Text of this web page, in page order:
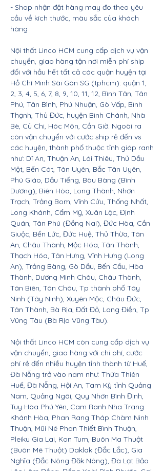
- Shop nhận đặt hàng may đo theo yêu
cầu về kích thước, màu sắc của khách
hàng
Nội thất Linco HCM cung cấp dịch vụ vận
chuyển, giao hàng tận nơi miễn phí ship
đối với hầu hết tất cả các quận huyện tại
Hồ Chí Minh Sài Gòn SG (tphcm): quận 1,
2, 3, 4, 5, 6, 7, 8, 9, 10, 11, 12, Bình Tân, Tân
Phú, Tân Bình, Phú Nhuận, Gò Vấp, Bình
Thạnh, Thủ Đức, huyện Bình Chánh, Nhà
Bè, Củ Chi, Hóc Môn, Cần Giờ. Ngoài ra
còn vận chuyển với cước ship rẻ đến vs
các huyện, thành phố thuộc tỉnh giáp ranh
như: Dĩ An, Thuận An, Lái Thiêu, Thủ Dầu
Một, Bến Cát, Tân Uyên, Bắc Tân Uyên,
Phú Giáo, Dầu Tiếng, Bàu Bàng (Bình
Dương), Biên Hòa, Long Thành, Nhơn
Trạch, Trảng Bom, Vĩnh Cửu, Thống Nhất,
Long Khánh, Cẩm Mỹ, Xuân Lộc, Định
Quán, Tân Phú (Đồng Nai), Đức Hòa, Cần
Giuộc, Bến Lức, Đức Huệ, Thủ Thừa, Tân
An, Châu Thành, Mộc Hóa, Tân Thành,
Thạch Hóa, Tân Hưng, Vĩnh Hưng (Long
An), Trảng Bàng, Gò Dầu, Bến Cầu, Hòa
Thành, Dương Minh Châu, Châu Thành,
Tân Biên, Tân Châu, Tp thành phố Tây
Ninh (Tây Ninh), Xuyên Mộc, Châu Đức,
Tân Thành, Bà Rịa, Đất Đỏ, Long Điền, Tp
Vũng Tàu (Bà Rịa Vũng Tàu).
Nội thất Linco HCM còn cung cấp dịch vụ
vận chuyển, giao hàng với chi phí, cước
phí rẻ đến nhiều huyện tỉnh thành từ Huế,
Đà Nẵng trở vào nam như: Thừa Thiên
Huế, Đà Nẵng, Hội An, Tam Kỳ tỉnh Quảng
Nam, Quảng Ngãi, Quy Nhơn Bình Định,
Tuy Hòa Phú Yên, Cam Ranh Nha Trang
Khánh Hòa, Phan Rang Tháp Chàm Ninh
Thuận, Mũi Né Phan Thiết Bình Thuận,
Pleiku Gia Lai, Kon Tum, Buôn Ma Thuột
(Buôn Mê Thuột) Daklak (Đắc Lắc), Gia
Nghĩa (Đắc Nông Đăk Nông), Đà Lạt Bảo